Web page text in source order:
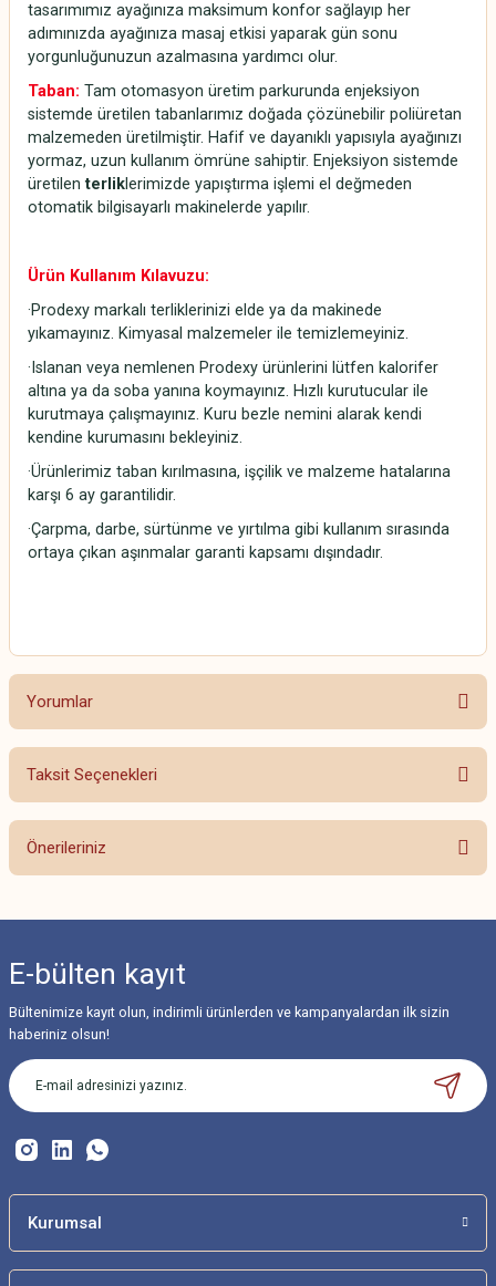
tasarımımız ayağınıza maksimum konfor sağlayıp her
adımınızda ayağınıza masaj etkisi yaparak gün sonu
yorgunluğunuzun azalmasına yardımcı olur.
Taban: Tam otomasyon üretim parkurunda enjeksiyon
sistemde üretilen tabanlarımız doğada çözünebilir poliüretan
malzemeden üretilmiştir. Hafif ve dayanıklı yapısıyla ayağınızı
yormaz, uzun kullanım ömrüne sahiptir. Enjeksiyon sistemde
üretilenterliklerimizde yapıştırma işlemi el değmeden
otomatik bilgisayarlı makinelerde yapılır.
Ürün Kullanım Kılavuzu:
·Prodexy markalı terliklerinizi elde ya da makinede
yıkamayınız. Kimyasal malzemeler ile temizlemeyiniz.
·Islanan veya nemlenen Prodexy ürünlerini lütfen kalorifer
altına ya da soba yanına koymayınız. Hızlı kurutucular ile
kurutmaya çalışmayınız. Kuru bezle nemini alarak kendi
kendine kurumasını bekleyiniz.
·Ürünlerimiz taban kırılmasına, işçilik ve malzeme hatalarına
karşı 6 ay garantilidir.
·Çarpma, darbe, sürtünme ve yırtılma gibi kullanım sırasında
ortaya çıkan aşınmalar garanti kapsamı dışındadır.
Yorumlar
Bu ürüne ilk yorumu siz yapın!
Taksit Seçenekleri
Önerileriniz
Görüş ve önerileriniz için teşekkür ederiz.
Ürün resmi kalitesiz, bozuk veya görüntülenemiyor.
Ürün açıklamasında eksik bilgiler bulunuyor.
Ürün bilgilerinde hatalar bulunuyor.
Bu ürüne benzer farklı alternatifler olmalı.
E-bülten kayıt
Bültenimize kayıt olun, indirimli ürünlerden ve kampanyalardan ilk sizin
haberiniz olsun!
Kurumsal